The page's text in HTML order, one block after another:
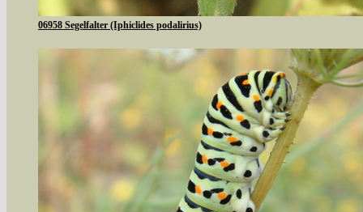
06958 Segelfalter (Iphiclides podalirius)